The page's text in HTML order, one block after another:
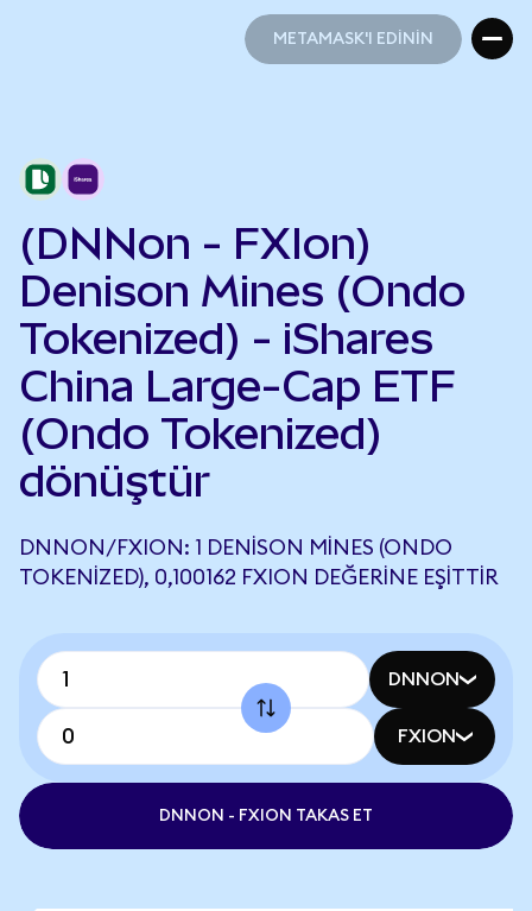
METAMASK'I EDİNİN
(DNNon - FXIon)
Denison Mines (Ondo
Tokenized) - iShares
China Large-Cap ETF
(Ondo Tokenized)
dönüştür
DNNON/FXION: 1 DENISON MINES (ONDO
TOKENIZED), 0,100162 FXION DEĞERINE EŞITTIR
DNNON
FXION
DNNON - FXION TAKAS ET